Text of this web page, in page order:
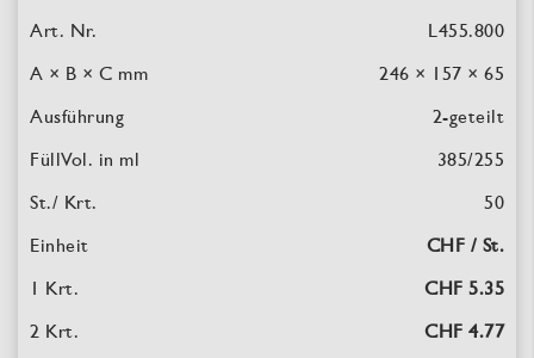
L455.800
246 × 157 × 65
2-geteilt
385/255
50
CHF / St.
CHF 5.35
CHF 4.77